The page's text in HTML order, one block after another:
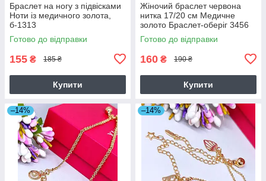
Браслет на ногу з підвісками
Ноти із медичного золота,
б-1313
Готово до відправки
155 ₴ 185 ₴
Купити
Жіночий браслет червона
нитка 17/20 см Медичне
золото Браслет-оберіг 3456
Готово до відправки
160 ₴ 190 ₴
Купити
–14% –14%